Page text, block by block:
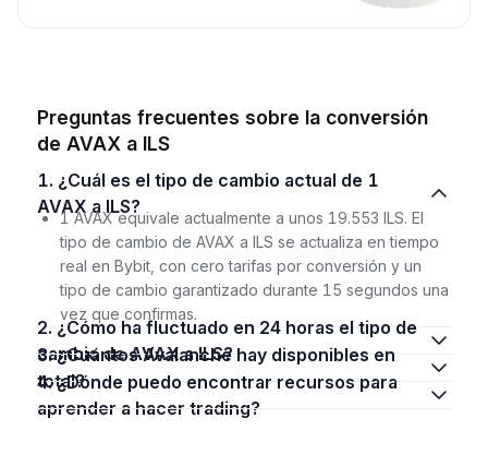
Preguntas frecuentes sobre la conversión
de AVAX a ILS
1. ¿Cuál es el tipo de cambio actual de 1
AVAX a ILS?
1 AVAX equivale actualmente a unos 19.553 ILS. El
tipo de cambio de AVAX a ILS se actualiza en tiempo
real en Bybit, con cero tarifas por conversión y un
tipo de cambio garantizado durante 15 segundos una
vez que confirmas.
2. ¿Cómo ha fluctuado en 24 horas el tipo de
cambio de AVAX a ILS?
3. ¿Cuántos Avalanche hay disponibles en
total?
4. ¿Dónde puedo encontrar recursos para
aprender a hacer trading?